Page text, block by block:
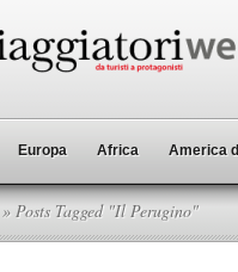
Europa Africa America
» Posts Tagged "Il Perugino"